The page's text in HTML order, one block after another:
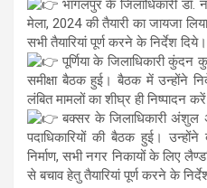
भागलपुर के जिलाधिकारी डॉ.
मेला, 2024 की तैयारी का जायजा
सभी तैयारियां पूर्ण करने के निर्देश दिये।
पूर्णिया के जिलाधिकारी कुंदन
समीक्षा बैठक हुई। बैठक में उन्होंने
लंबित मामलों का शीघ्र ही निष्पादन
बक्सर के जिलाधिकारी अंशुल
पदाधिकारियों की बैठक हुई।
निर्माण, सभी नगर निकायों के लिए
से बचाव हेतु तैयारियां पूर्ण करने के